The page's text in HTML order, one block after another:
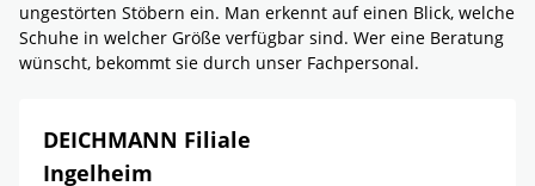
ungestörten Stöbern ein. Man erkennt auf einen Blick, welche
Schuhe in welcher Größe verfügbar sind. Wer eine Beratung
wünscht, bekommt sie durch unser Fachpersonal.
DEICHMANN Filiale
Ingelheim